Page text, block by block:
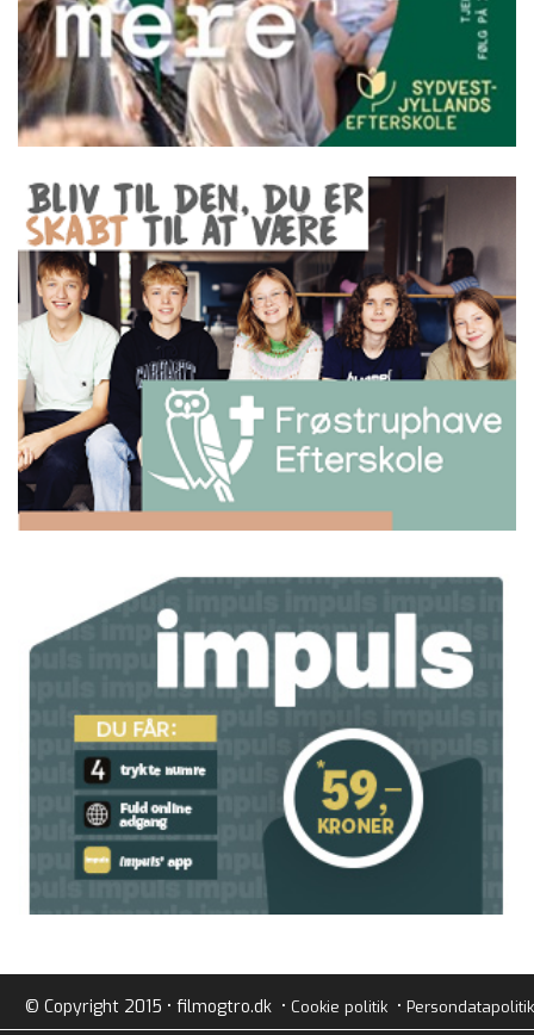
© Copyright 2015 • filmogtro.dk • Cookie politik• Persondatapolitik